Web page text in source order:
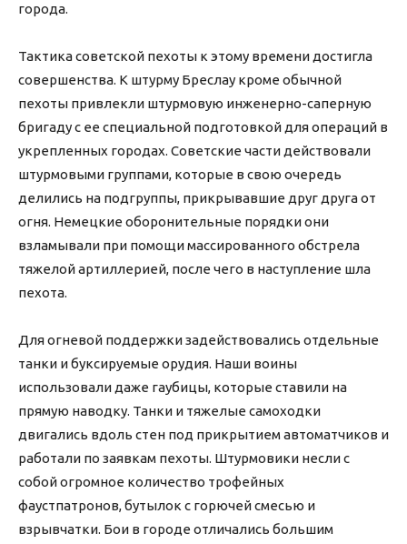
города.
Тактика советской пехоты к этому времени достигла
совершенства. К штурму Бреслау кроме обычной
пехоты привлекли штурмовую инженерно-саперную
бригаду с ее специальной подготовкой для операций в
укрепленных городах. Советские части действовали
штурмовыми группами, которые в свою очередь
делились на подгруппы, прикрывавшие друг друга от
огня. Немецкие оборонительные порядки они
взламывали при помощи массированного обстрела
тяжелой артиллерией, после чего в наступление шла
пехота.
Для огневой поддержки задействовались отдельные
танки и буксируемые орудия. Наши воины
использовали даже гаубицы, которые ставили на
прямую наводку. Танки и тяжелые самоходки
двигались вдоль стен под прикрытием автоматчиков и
работали по заявкам пехоты. Штурмовики несли с
собой огромное количество трофейных
фаустпатронов, бутылок с горючей смесью и
взрывчатки. Бои в городе отличались большим